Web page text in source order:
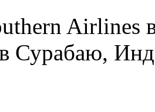
Airlines
Сурабаю,